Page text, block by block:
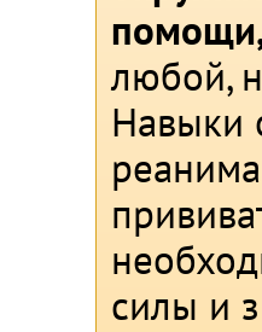
любой,
Навыки
силы и